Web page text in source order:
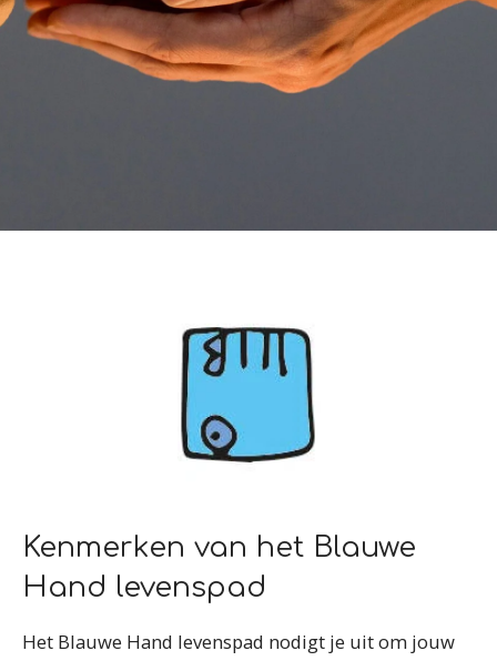
Kenmerken van het Blauwe
Hand levenspad
Het Blauwe Hand levenspad nodigt je uit om jouw